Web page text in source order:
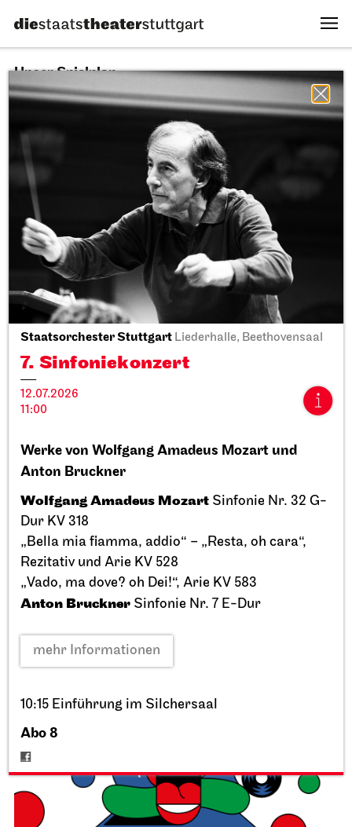
Staatsorchester Stuttgart Liederhalle, Beethovensaal
7. Sinfonie­konzert
12.07.2026
11:00
Werke von Wolfgang Amadeus Mozart und
Anton Bruckner
Wolfgang Amadeus Mozart Sinfonie Nr. 32 G-
Dur KV 318
„Bella mia fiamma, addio“ – „Resta, oh cara“,
Rezitativ und Arie KV 528
„Vado, ma dove? oh Dei!“, Arie KV 583
Anton Bruckner Sinfonie Nr. 7 E-Dur
mehr Informationen
10:15 Einführung im Silchersaal
Abo 8
Unser Spielplan
Alle Sparten Alle Stücke
Fr, 11.09.2026
Stuttgarter BallettStadtPalais
Präsentation des Stuttgarter
Ballett Annuals
11.09.2026
17:00